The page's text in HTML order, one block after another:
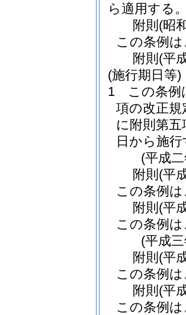
ら適用する
附則 (昭
この条例
附則 (平
(施行期日等)
1
この条例
項の改正
に附則第
日から施
(平成
附則 (平
この条例
附則 (平
この条例
(平成
附則 (平
この条例
附則 (平
この条例